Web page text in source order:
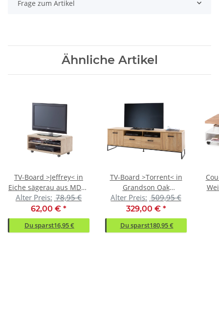
Frage zum Artikel
Ähnliche Artikel
TV-Board >Jeffrey< in
Eiche sägerau aus MDF -
79x35x39cm (BxHxT)
Alter Preis: 78,95 €
62,00 € *
Du sparst16,95 €
TV-Board >Torrent< in
Grandson Oak
Nachbildung -
201x60x44cm (BxHxT)
Alter Preis: 509,95 €
329,00 € *
Du sparst180,95 €